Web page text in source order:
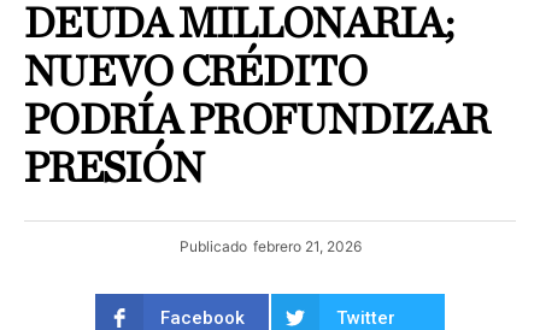
DEUDA MILLONARIA;
NUEVO CRÉDITO
PODRÍA PROFUNDIZAR
PRESIÓN
Publicado febrero 21, 2026
Facebook Twitter